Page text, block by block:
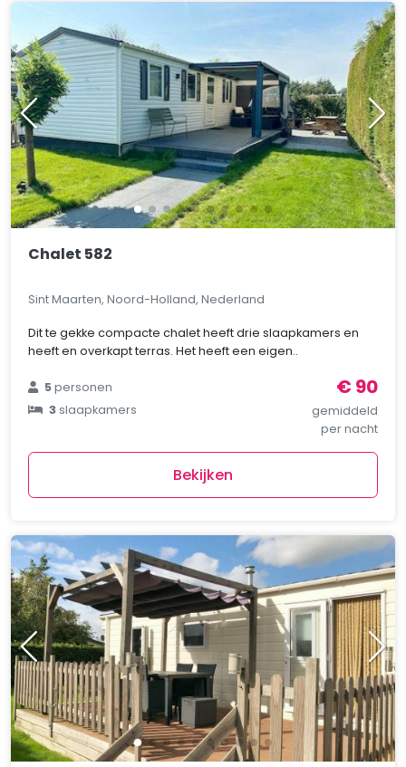
Chalet 582
Sint Maarten, Noord-Holland, Nederland
Dit te gekke compacte chalet heeft drie slaapkamers en
heeft en overkapt terras. Het heeft een eigen..
5personen
3slaapkamers
€ 90
gemiddeld
per nacht
Bekijken